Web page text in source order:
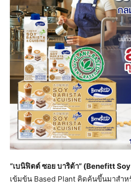
“เบนิฟิตต์ ซอย บาริต้า” (Benefitt
เข้มข้น Based Plant คิดค้นขึ้นมาสำห